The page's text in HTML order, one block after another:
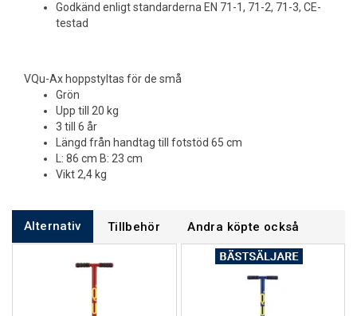
Godkänd enligt standarderna EN 71-1, 71-2, 71-3, CE-
testad
VQu-Ax hoppstyltas för de små
Grön
Upp till 20 kg
3 till 6 år
Längd från handtag till fotstöd 65 cm
L: 86 cm B: 23 cm
Vikt 2,4 kg
Alternativ Tillbehör Andra köpte också